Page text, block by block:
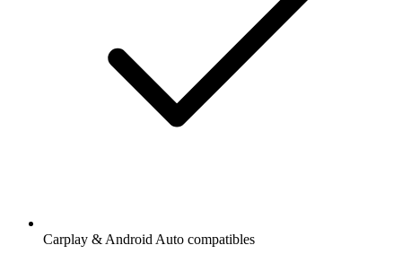
Carplay & Android Auto compatibles